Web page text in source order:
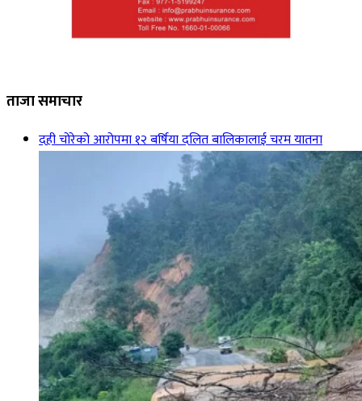
ताजा समाचार
दही चोरेको आरोपमा १२ बर्षिया दलित बालिकालाई चरम यातना